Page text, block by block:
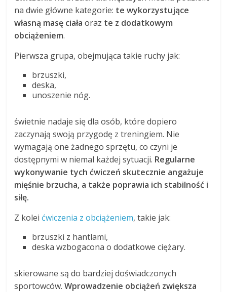
na dwie główne kategorie: te wykorzystujące
własną masę ciała oraz te z dodatkowym
obciążeniem.
Pierwsza grupa, obejmująca takie ruchy jak:
brzuszki,
deska,
unoszenie nóg.
świetnie nadaje się dla osób, które dopiero
zaczynają swoją przygodę z treningiem. Nie
wymagają one żadnego sprzętu, co czyni je
dostępnymi w niemal każdej sytuacji. Regularne
wykonywanie tych ćwiczeń skutecznie angażuje
mięśnie brzucha, a także poprawia ich stabilność i
siłę.
Z kolei ćwiczenia z obciążeniem, takie jak:
brzuszki z hantlami,
deska wzbogacona o dodatkowe ciężary.
skierowane są do bardziej doświadczonych
sportowców.Wprowadzenie obciążeń zwiększa